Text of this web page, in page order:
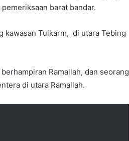
barat bandar.
kawasan Tulkarm, di utara Tebing
Ramallah, dan seorang
di utara Ramallah.